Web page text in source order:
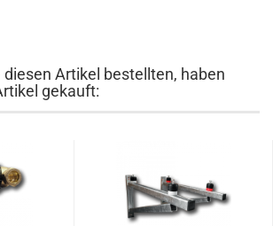
diesen Artikel bestellten, haben
gekauft: